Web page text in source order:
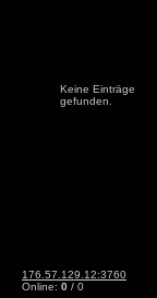
Keine Einträge
gefunden.
176.57.129.12:3760
Online: 0 / 0